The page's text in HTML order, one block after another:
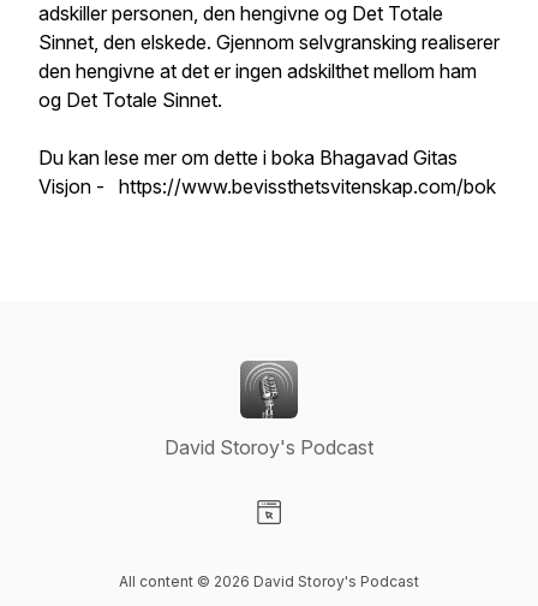
adskiller personen, den hengivne og Det Totale
Sinnet, den elskede. Gjennom selvgransking realiserer
den hengivne at det er ingen adskilthet mellom ham
og Det Totale Sinnet.
Du kan lese mer om dette i boka Bhagavad Gitas
Visjon - https://www.bevissthetsvitenskap.com/bok
David Storoy's Podcast
All content © 2026 David Storoy's Podcast